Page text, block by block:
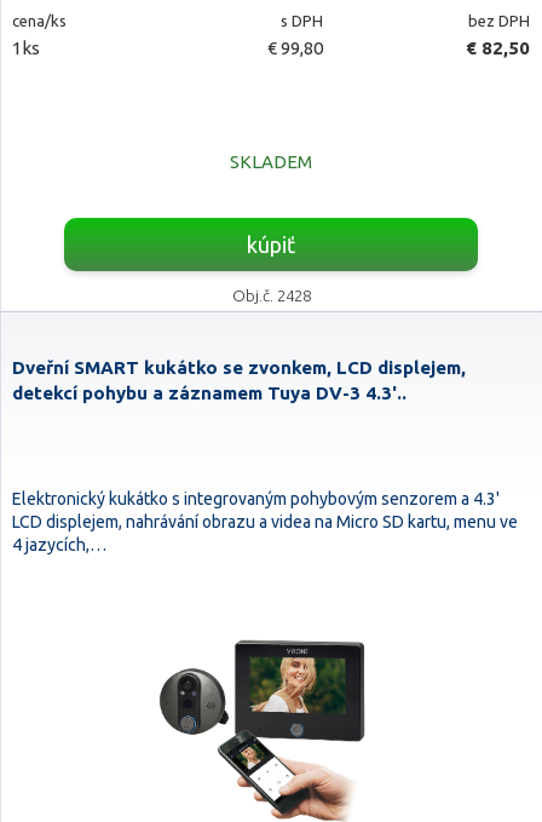
cena/ks s DPH bez DPH
1ks € 99,80 € 82,50
SKLADEM
kúpiť
Obj.č. 2428
Dveřní SMART kukátko se zvonkem, LCD displejem,
detekcí pohybu a záznamem Tuya DV-3 4.3'..
Elektronický kukátko s integrovaným pohybovým senzorem a 4.3'
LCD displejem, nahrávání obrazu a videa na Micro SD kartu, menu ve
4 jazycích,…